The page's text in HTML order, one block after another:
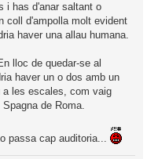
i has d'anar saltant o
coll d'ampolla molt evident
haver una allau humana.
lloc de quedar-se al
haver un o dos amb un
a les escales, com vaig
de Roma.
passa cap auditoria...